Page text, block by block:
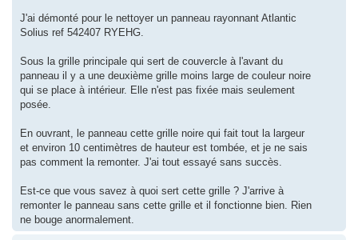
J'ai démonté pour le nettoyer un panneau rayonnant Atlantic
Solius ref 542407 RYEHG.
Sous la grille principale qui sert de couvercle à l'avant du
panneau il y a une deuxième grille moins large de couleur noire
qui se place à intérieur. Elle n'est pas fixée mais seulement
posée.
En ouvrant, le panneau cette grille noire qui fait tout la largeur
et environ 10 centimètres de hauteur est tombée, et je ne sais
pas comment la remonter. J'ai tout essayé sans succès.
Est-ce que vous savez à quoi sert cette grille ? J'arrive à
remonter le panneau sans cette grille et il fonctionne bien. Rien
ne bouge anormalement.